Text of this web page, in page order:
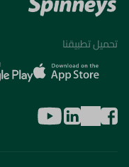
تحميل تطبيقنا